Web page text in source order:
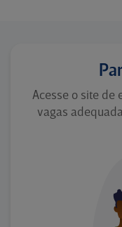
Acesse o site de
vagas